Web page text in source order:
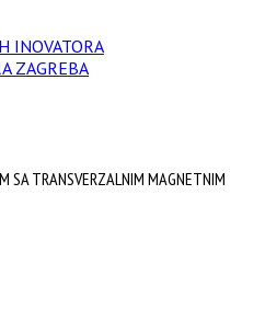
INOVATORA
ZAGREBA
SA TRANSVERZALNIM MAGNETNIM